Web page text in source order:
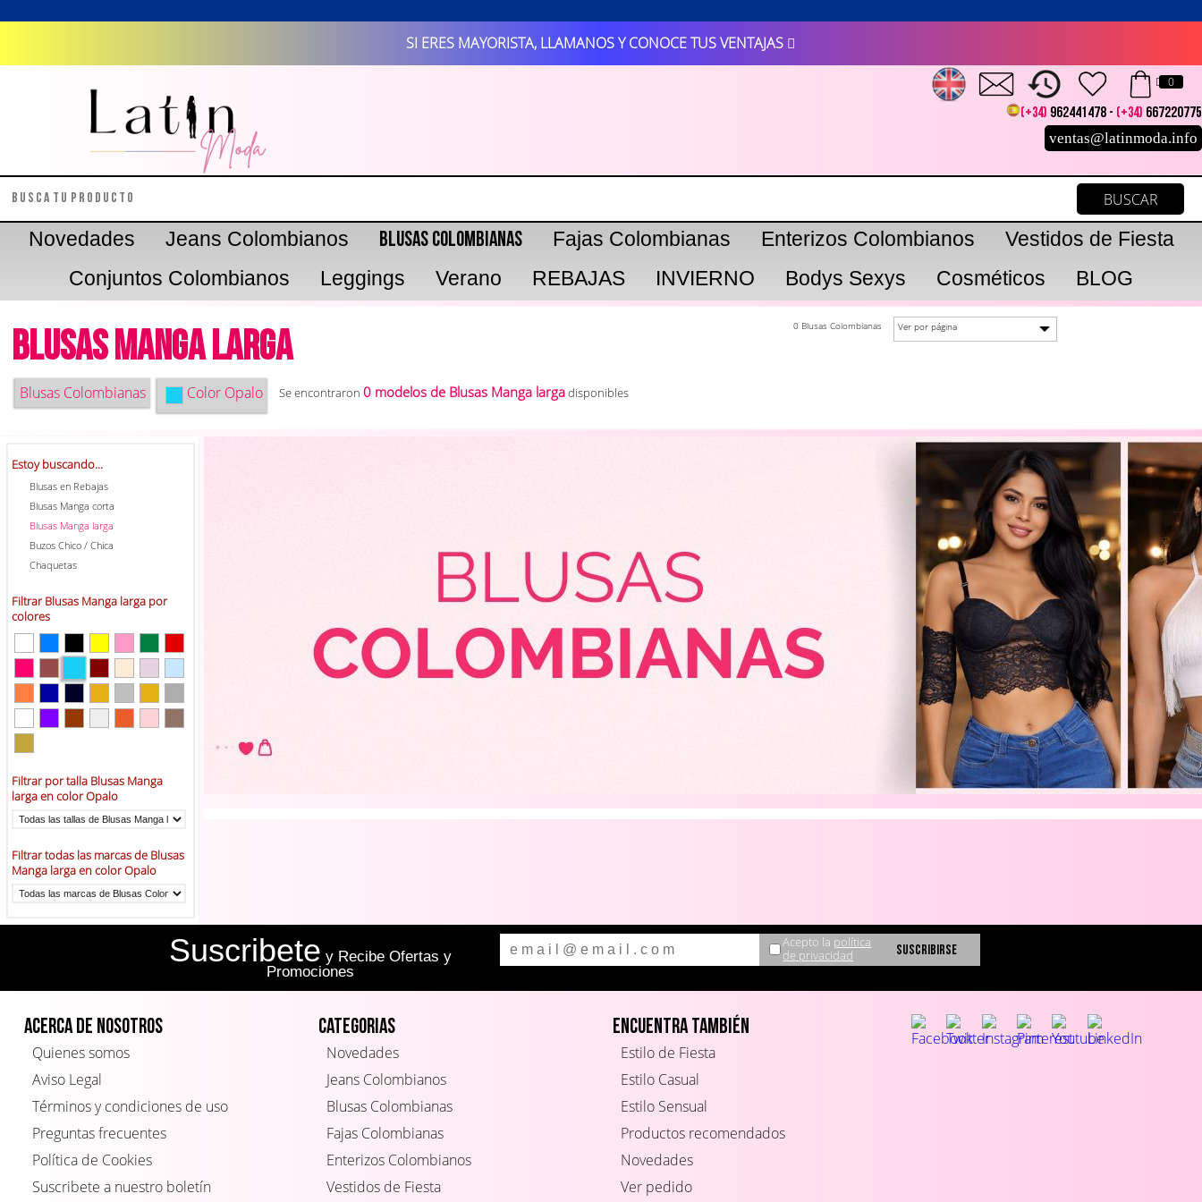
SI ERES MAYORISTA, LLAMANOS Y CONOCE TUS VENTAJAS
0
(+34) 962441478 - (+34) 667220775
ventas@latinmoda.info
Novedades Jeans Colombianos Blusas Colombianas Fajas Colombianas Enterizos Colombianos
Vestidos de Fiesta
Conjuntos Colombianos
Leggings Verano REBAJAS INVIERNO Bodys Sexys Cosméticos BLOG
Blusas Manga larga
Blusas Colombianas Color Opalo Se encontraron0 modelos de Blusas Manga largadisponibles
0 Blusas Colombianas Ver por página
Estoy buscando...
Blusas en Rebajas
Blusas Manga corta
Blusas Manga larga
Buzos Chico / Chica
Chaquetas
Filtrar Blusas Manga larga por
colores
Filtrar por talla Blusas Manga
larga en color Opalo
Filtrar todas las marcas de Blusas
Manga larga en color Opalo
Suscribete y Recibe Ofertas y
Promociones
Acepto la política
de privacidad
Acerca de Nosotros
Quienes somos
Aviso Legal
Términos y condiciones de uso
Preguntas frecuentes
Política de Cookies
Suscribete a nuestro boletín
Categorias
Novedades
Jeans Colombianos
Blusas Colombianas
Fajas Colombianas
Enterizos Colombianos
Vestidos de Fiesta
Encuentra también
Estilo de Fiesta
Estilo Casual
Estilo Sensual
Productos recomendados
Novedades
Ver pedido